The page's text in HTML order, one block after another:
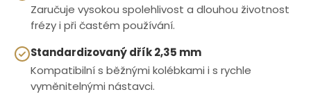
Zaručuje vysokou spolehlivost a dlouhou životnost
frézy i při častém používání.
Standardizovaný dřík 2,35 mm
Kompatibilní s běžnými kolébkami i s rychle
vyměnitelnými nástavci.